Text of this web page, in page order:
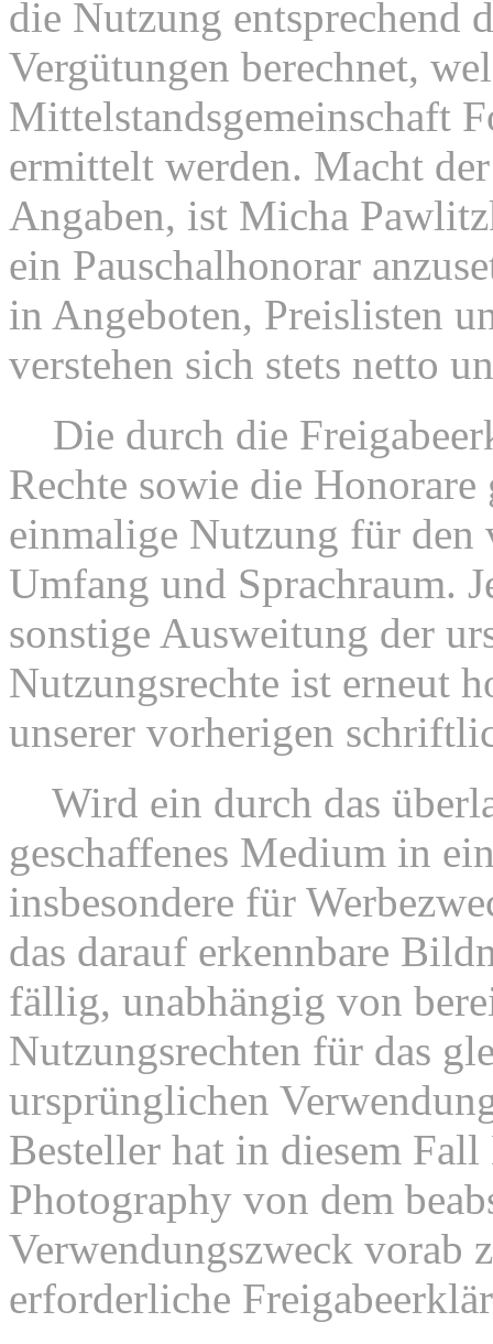
die Nutzung entsprechend
Vergütungen berechnet,
Mittelstandsgemeinschaft
ermittelt werden. Macht
Angaben, ist Micha
ein Pauschalhonorar
in Angeboten, Preislisten
verstehen sich stets netto
Die durch die
Rechte sowie die
einmalige Nutzung für den
Umfang und Sprachraum.
sonstige Ausweitung der
Nutzungsrechte ist erneut
unserer vorherigen
Wird ein durch das
geschaffenes Medium in
insbesondere für
das darauf erkennbare
fällig, unabhängig von
Nutzungsrechten für das
ursprünglichen
Besteller hat in diesem
Photography von dem
Verwendungszweck vorab
erforderliche